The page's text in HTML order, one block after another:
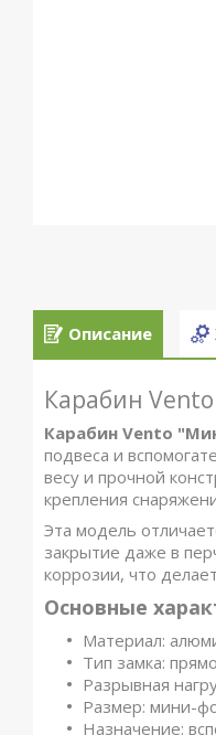
Описание
Карабин
Карабин Vento
подвеса и
весу и прочной
крепления
Эта модель
закрытие даже в
коррозии, что
Основные
Материал:
Тип замка:
Разрывная
Размер: мини-
Назначение: